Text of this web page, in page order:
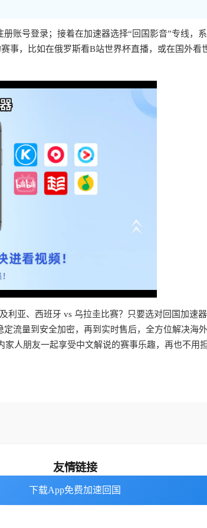
账号登录；接着在加速器选择“回国影音”专线，
事，比如在俄罗斯看B站世界杯直播，或在国外看
亚、西班牙 vs 乌拉圭比赛？只要选对回国加速
流量到安全加密，再到实时售后，全方位解决海
家人朋友一起享受中文解说的赛事乐趣，再也不用
下载App免费加速回国
下载App免费加速回国
友情链接
海外回国加速器 番茄加速器